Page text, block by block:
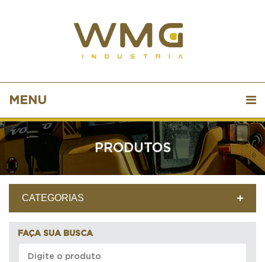
MENU
PRODUTOS
CATEGORIAS
FAÇA SUA BUSCA